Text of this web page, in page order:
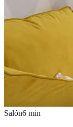
Salón6 min